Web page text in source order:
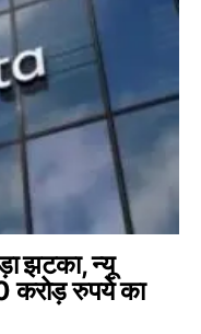
झटका, न्यू
करोड़ रुपये का